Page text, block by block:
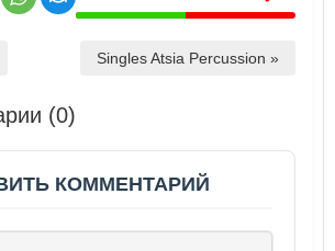
Singles Atsia Percussion »
(0)
КОММЕНТАРИЙ